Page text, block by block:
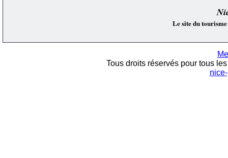
Le site du
Tous droits réservés pour tous